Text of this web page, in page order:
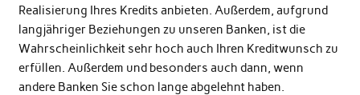
Realisierung Ihres Kredits anbieten. Außerdem, aufgrund
langjähriger Beziehungen zu unseren Banken, ist die
Wahrscheinlichkeit sehr hoch auch Ihren Kreditwunsch zu
erfüllen. Außerdem und besonders auch dann, wenn
andere Banken Sie schon lange abgelehnt haben.